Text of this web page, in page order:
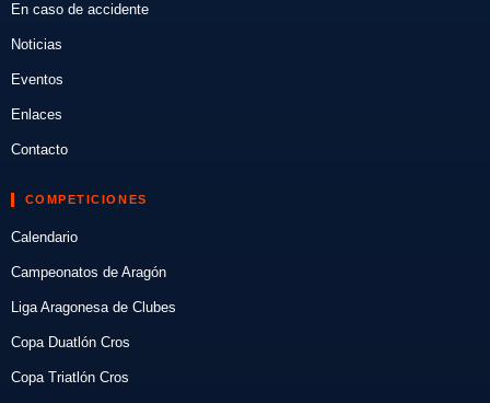
En caso de accidente
Noticias
Eventos
Enlaces
Contacto
COMPETICIONES
Calendario
Campeonatos de Aragón
Liga Aragonesa de Clubes
Copa Duatlón Cros
Copa Triatlón Cros